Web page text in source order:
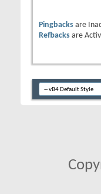
Pingbacks are
Refbacks are Activ